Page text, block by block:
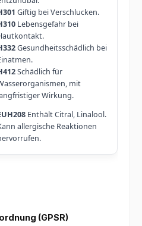
Giftig bei Verschlucken.
Lebensgefahr bei
Gesundheitsschädlich bei
Schädlich für
mit
Wirkung.
Enthält Citral, Linalool.
allergische Reaktionen
(GPSR)